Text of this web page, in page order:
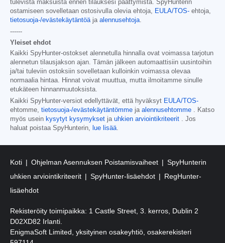
tulevista maksuista ennen tilauksesi päättymistä. SpyHunterin
ostamiseen sovelletaan ostosivulla olevia ehtoja, EULA/TOS- ehtoja,
tietosuoja-/evästekäytäntöäja alennusehtoja.
------
Yleiset ehdot
Kaikki SpyHunter-ostokset alennetulla hinnalla ovat voimassa tarjotun
alennetun tilausjakson ajan. Tämän jälkeen automaattisiin uusintoihin
ja/tai tuleviin ostoksiin sovelletaan kulloinkin voimassa olevaa
normaalia hintaa. Hinnat voivat muuttua, mutta ilmoitamme sinulle
etukäteen hinnanmuutoksista.
Kaikki SpyHunter-versiot edellyttävät, että hyväksyt EULA/TOS-
ehtomme, tietosuoja-/evästekäytäntömme ja alennusehtomme . Katso
myös usein kysytyt kysymykset ja uhkien arviointikriteerit . Jos
haluat poistaa SpyHunterin, lue lisää.
Koti Ohjelman Asennuksen Poistamisvaiheet
SpyHunterin
uhkien arviointikriteerit
SpyHunter-lisäehdot
RegHunter-
lisäehdot
Rekisteröity toimipaikka: 1 Castle Street, 3. kerros, Dublin 2
D02XD82 Irlanti.
EnigmaSoft Limited, yksityinen osakeyhtiö, osakerekisteri